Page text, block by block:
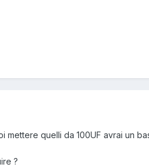
mettere quelli da 100UF avrai un
?